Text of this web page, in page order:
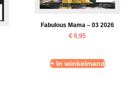
Fabulous Mama – 03 2026
€ 6,95
+ In winkelmand